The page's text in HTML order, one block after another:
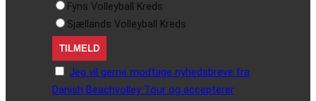
Fyns Volleyball Kreds
Sjællands Volleyball Kreds
Jeg vil gerne modtage nyhedsbreve fra
Danish Beachvolley Tour og accepterer